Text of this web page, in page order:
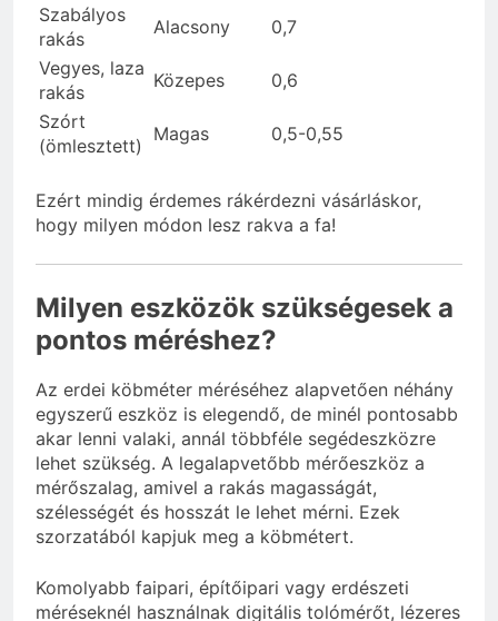
Szabályos
rakás
Alacsony
0,7
Vegyes, laza
rakás
Közepes
0,6
Szórt
(ömlesztett)
Magas 0,5-0,55
Ezért mindig érdemes rákérdezni vásárláskor,
hogy milyen módon lesz rakva a fa!
Milyen eszközök szükségesek a
pontos méréshez?
Az erdei köbméter méréséhez alapvetően néhány
egyszerű eszköz is elegendő, de minél pontosabb
akar lenni valaki, annál többféle segédeszközre
lehet szükség. A legalapvetőbb mérőeszköz a
mérőszalag, amivel a rakás magasságát,
szélességét és hosszát le lehet mérni. Ezek
szorzatából kapjuk meg a köbmétert.
Komolyabb faipari, építőipari vagy erdészeti
méréseknél használnak digitális tolómérőt, lézeres